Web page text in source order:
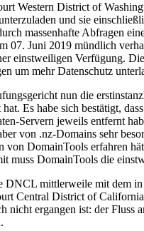
Western District of
und sie
massenhafte Abfragen
Juni 2019 mündlich
einstweiligen Verfügung.
um mehr Datenschutz
nun die
Es habe sich bestätigt,
Servern jeweils entfernt
von .nz-Domains sehr
DomainTools erfahren
muss DomainTools die
DNCL mittlerweile mit dem
Central District of
ergangen ist: der